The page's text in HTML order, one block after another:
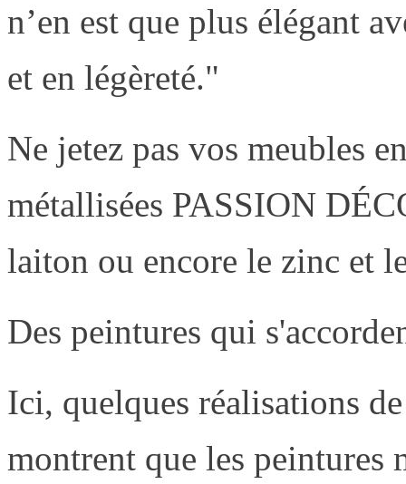
n’en est que plus élégant
et en légèreté."
Ne jetez pas vos meubles
métallisées PASSION
laiton ou encore le zinc et
Des peintures qui
Ici, quelques réalisations
montrent que les peintures